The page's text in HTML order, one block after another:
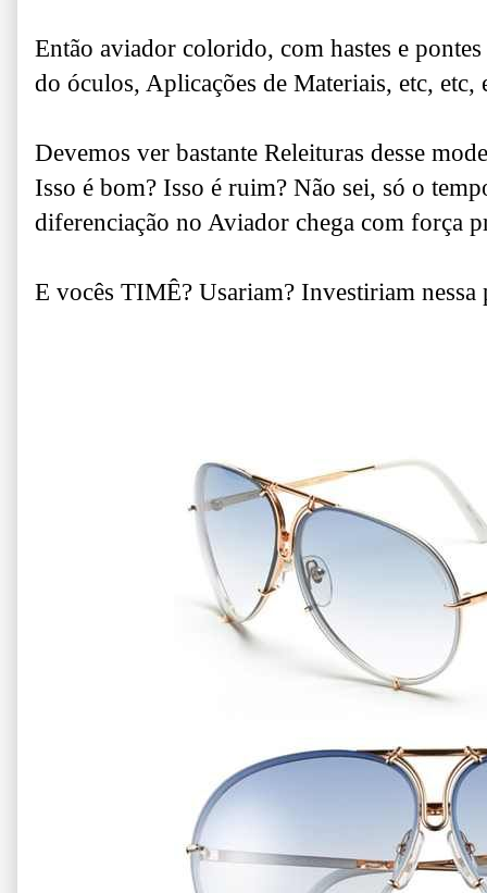
Então aviador colorido, com hastes e
do óculos, Aplicações de Materiais, etc, etc,
Devemos ver bastante Releituras desse
Isso é bom? Isso é ruim? Não sei, só o
diferenciação no Aviador chega com força
E vocês TIMÊ? Usariam? Investiriam nessa